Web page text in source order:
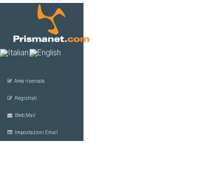
Area riservata
Registrati
Web Mail
Impostazioni Email